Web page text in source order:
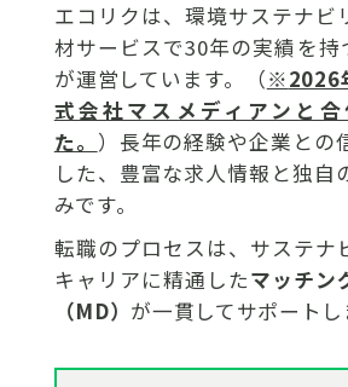
エコリクは、環境サステナビ
材サービスで30年の実績を持
が運営しています。（※2026
式会社マスメディアンと
た。 ）長年の経験や企業との
した、豊富な求人情報と独自
みです。
転職のプロセスは、サステナ
キャリアに精通したマッチン
（MD） が一貫してサポートし